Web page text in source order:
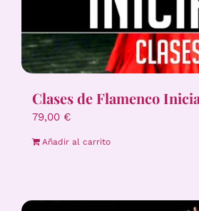
Clases de Flamenco
79,00 €
Añadir al carrito